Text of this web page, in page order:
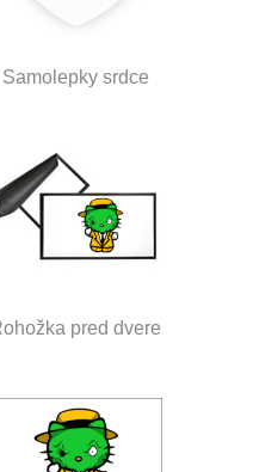
Samolepky srdce
pred dvere